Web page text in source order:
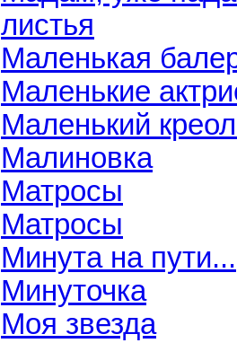
листья
Маленькая
Маленькие
Маленький
Малиновка
Матросы
Матросы
Минута на пути...
Минуточка
Моя звезда